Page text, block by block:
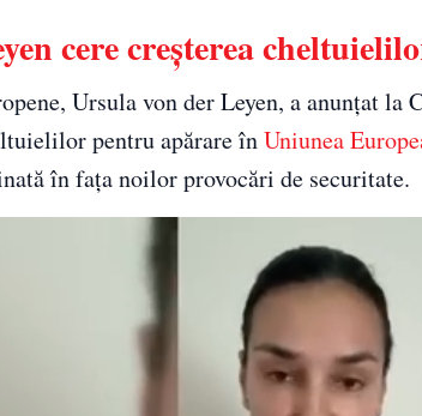
cere creșterea
Ursula von der Leyen, a anunțat la
pentru apărare înUniunea
în fața noilor provocări de securitate.